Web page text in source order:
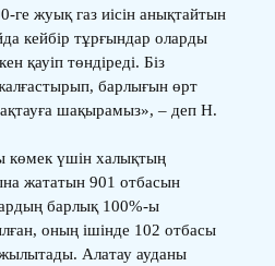
ге жуық газ иісін анықтайтын
кейбір тұрғындар оларды
қауіп төндіреді. Біз
барлығын өрт
сақтауға шақырамыз», – деп Н.
көмек үшін халықтың
жататын 901 отбасын
барлық 100%-ы
оның ішінде 102 отбасы
Алатау ауданы